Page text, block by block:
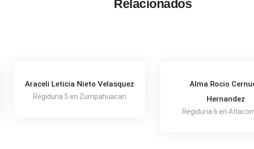
Relacionados
Araceli Leticia Nieto Velasquez
Regiduria 5 en Zumpahuacan
Alma Rocio
Hernandez
Regiduria 6 en